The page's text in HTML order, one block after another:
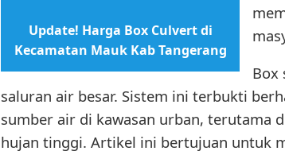
Update! Harga Box Culvert di
Kecamatan Mauk Kab Tangerang
Box
saluran air besar. Sistem ini terbukti
sumber air di kawasan urban, terutama
hujan tinggi. Artikel ini bertujuan untuk